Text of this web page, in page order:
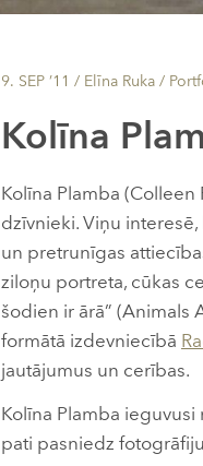
9. SEP ’11 / Elīna Ruka /
Kolīna
Kolīna Plamba
dzīvnieki. Viņu
un pretrunīgas
ziloņu portreta, cūkas
šodien ir ārā” (Animals
formātā izdevniecībā
jautājumus un cerības.
Kolīna Plamba
pati pasniedz